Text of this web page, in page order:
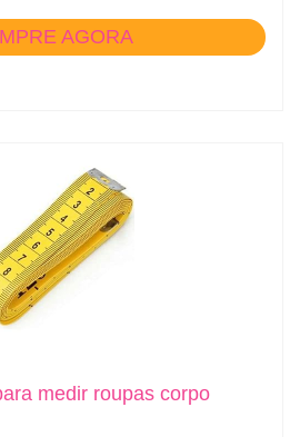
AGORA
medir roupas corpo